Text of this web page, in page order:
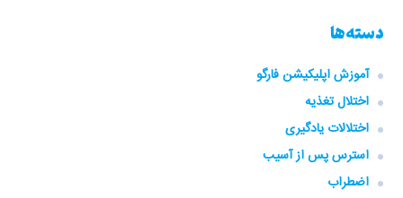
دسته‌ها
آموزش اپلیکیشن فارگو
اختلال تغذیه
اختلالات یادگیری
استرس پس از آسیب
اضطراب